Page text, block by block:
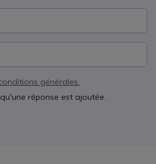
générales.
réponse est ajoutée.